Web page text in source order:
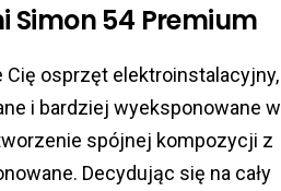
Simon 54 Premium
Cię osprzęt elektroinstalacyjny,
i bardziej wyeksponowane w
spójnej kompozycji z
Decydując się na cały